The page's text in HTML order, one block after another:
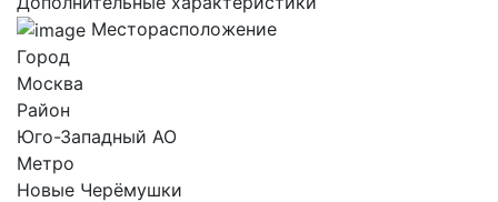
Месторасположение
Город
Москва
Район
Юго-Западный AO
Метро
Новые Черёмушки